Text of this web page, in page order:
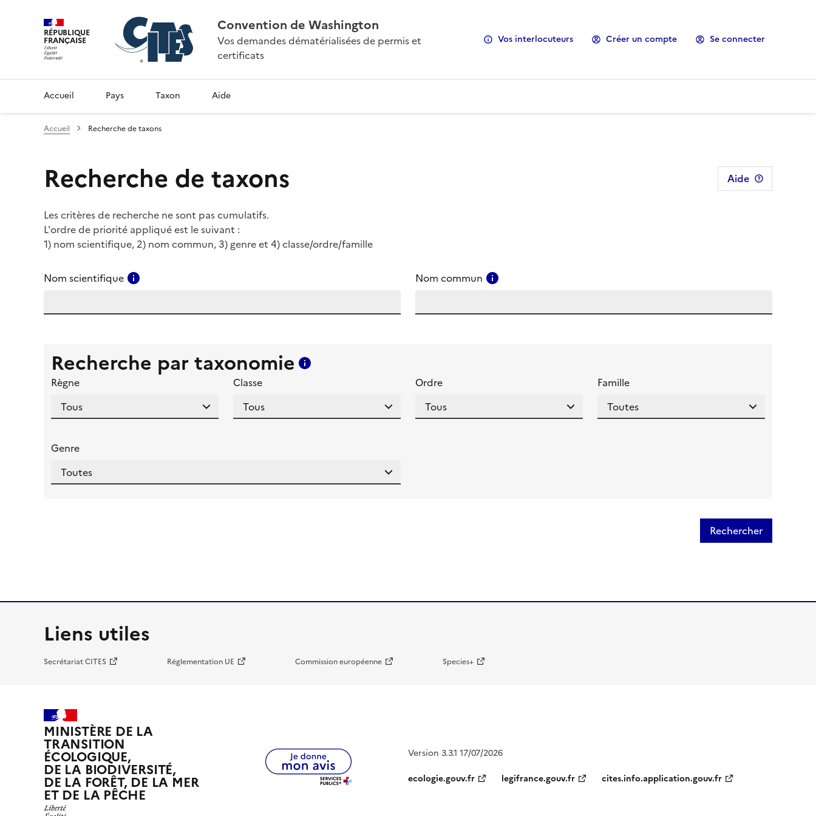
RÉPUBLIQUE
FRANÇAISE
Convention de Washington
Vos demandes dématérialisées de permis et
certificats
Vos interlocuteurs Créer un compte Se connecter
Accueil Pays Taxon Aide
Accueil Recherche de taxons
Recherche de taxons Aide
Les critères de recherche ne sont pas cumulatifs.
L'ordre de priorité appliqué est le suivant :
1) nom scientifique, 2) nom commun, 3) genre et 4) classe/ordre/famille
Nom scientifique Nom commun
Recherche par taxonomie
Règne
Classe Ordre Famille
Genre
Rechercher
Liens utiles
Secrétariat CITES Réglementation UE Commission européenne Species+
MINISTÈRE DE LA
TRANSITION
ÉCOLOGIQUE,
DE LA BIODIVERSITÉ,
DE LA FORÊT, DE LA MER
ET DE LA PÊCHE
Version 3.3.1 17/07/2026
ecologie.gouv.fr
legifrance.gouv.fr cites.info.application.gouv.fr